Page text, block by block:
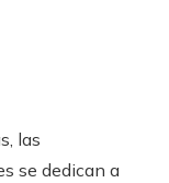
las
se dedican a